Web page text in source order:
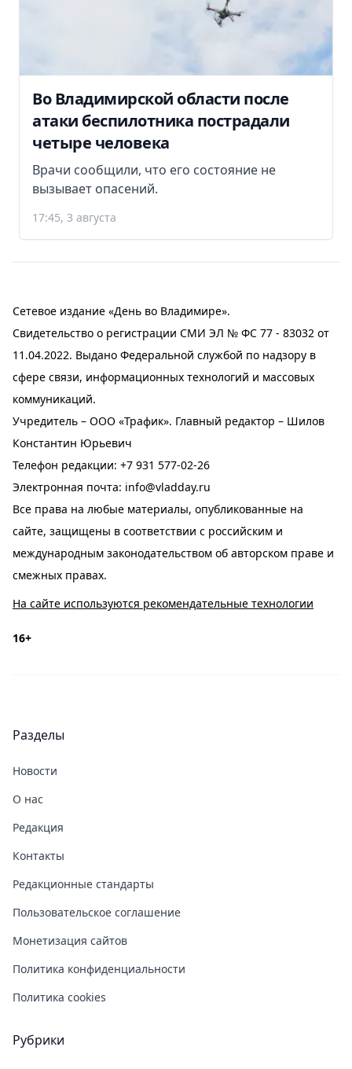
Во Владимирской области после
атаки беспилотника пострадали
четыре человека
Врачи сообщили, что его состояние не
вызывает опасений.
17:45, 3 августа
Сетевое издание «День во Владимире».
Свидетельство о регистрации СМИ ЭЛ № ФС 77 - 83032 от
11.04.2022. Выдано Федеральной службой по надзору в
сфере связи, информационных технологий и массовых
коммуникаций.
Учредитель – ООО «Трафик». Главный редактор – Шилов
Константин Юрьевич
Телефон редакции: +7 931 577-02-26
Электронная почта: info@vladday.ru
Все права на любые материалы, опубликованные на
сайте, защищены в соответствии с российским и
международным законодательством об авторском праве и
смежных правах.
На сайте используются рекомендательные технологии
16+
Разделы
Новости
О нас
Редакция
Контакты
Редакционные стандарты
Пользовательское соглашение
Монетизация сайтов
Политика конфиденциальности
Политика cookies
Рубрики